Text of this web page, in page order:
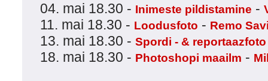
04. mai 18.30 - Inimeste pildistamine -
11. mai 18.30 - Loodusfoto - Remo
13. mai 18.30 - Spordi - & reportaazfoto
18. mai 18.30 - Photoshopi maailm -